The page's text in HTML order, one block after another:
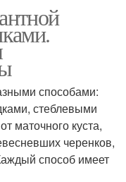
способами:
стеблевыми
маточного куста,
черенков,
способ имеет